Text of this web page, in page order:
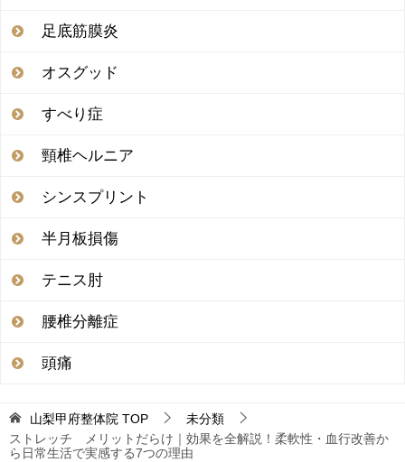
足底筋膜炎
オスグッド
すべり症
頸椎ヘルニア
シンスプリント
半月板損傷
テニス肘
腰椎分離症
頭痛
山梨甲府整体院 TOP
未分類
ストレッチ メリットだらけ｜効果を全解説！柔軟性・血行改善か
ら日常生活で実感する7つの理由